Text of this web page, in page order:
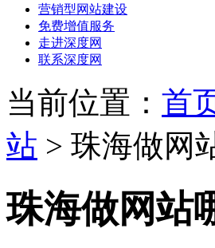
营销型网站建设
免费增值服务
走进深度网
联系深度网
当前位置： 首
站 > 珠海做网
珠海做网站